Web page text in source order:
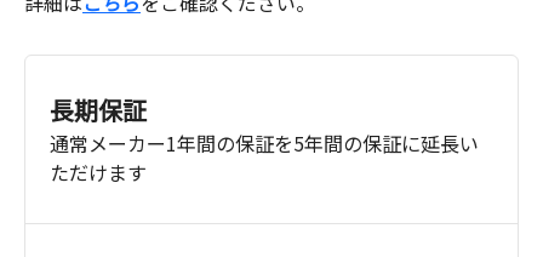
長期保証
通常メーカー1年間の保証を5年間の保証に延長い
ただけます